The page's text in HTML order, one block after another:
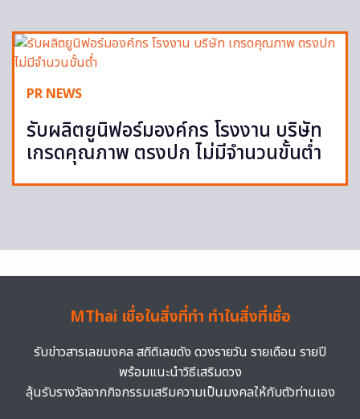
PR NEWS
รับผลิตยูนิฟอร์มองค์กร โรงงาน บริษัท
เกรดคุณภาพ ตรงปก ไม่มีจำนวนขั้นต่ำ
MThai เชื่อในสิ่งที่ทำ ทำในสิ่งที่เชื่อ
รับข่าวสารเลขมงคล สถิติเลขดัง ดวงรายวัน รายเดือน รายปี
พร้อมแนะนำวิธีเสริมดวง
ลุ้นรับรางวัลจากกิจกรรมเสริมความเป็นมงคลให้กับตัวท่านเอง